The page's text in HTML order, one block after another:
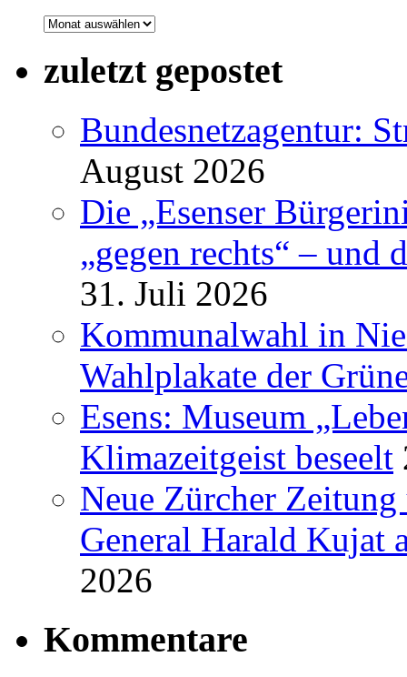
Archiv
zuletzt gepostet
Bundesnetzagentur:
August 2026
Die „Esenser
„gegen rechts“ – und
31. Juli 2026
Kommunalwahl in
Wahlplakate der
Esens: Museum
Klimazeitgeist beseelt
Neue Zürcher
General Harald Kujat
2026
Kommentare